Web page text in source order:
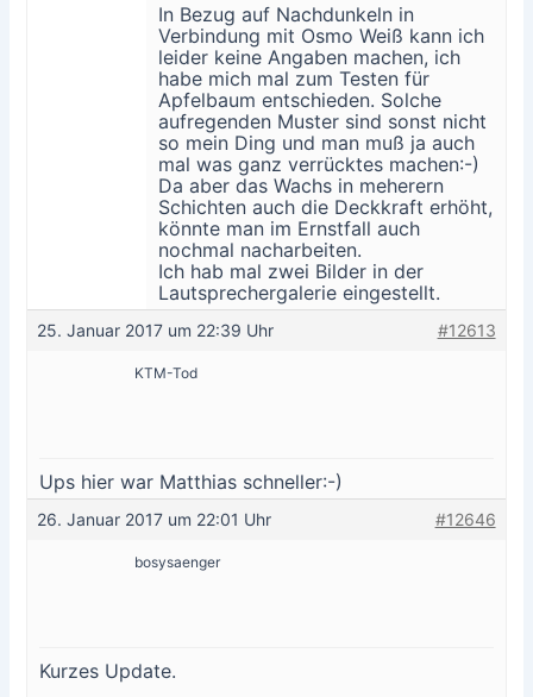
In Bezug auf Nachdunkeln in
Verbindung mit Osmo Weiß kann ich
leider keine Angaben machen, ich
habe mich mal zum Testen für
Apfelbaum entschieden. Solche
aufregenden Muster sind sonst nicht
so mein Ding und man muß ja auch
mal was ganz verrücktes machen:-)
Da aber das Wachs in meherern
Schichten auch die Deckkraft erhöht,
könnte man im Ernstfall auch
nochmal nacharbeiten.
Ich hab mal zwei Bilder in der
Lautsprechergalerie eingestellt.
25. Januar 2017 um 22:39 Uhr #12613
KTM-Tod
Ups hier war Matthias schneller:-)
26. Januar 2017 um 22:01 Uhr #12646
bosysaenger
Kurzes Update.